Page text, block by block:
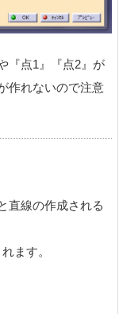
『点1』『点2』が
作れないので注意
直線の作成される
ます。